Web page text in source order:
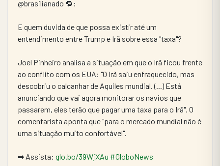
@brasilianado 🔁:
E quem duvida de que possa existir até um
entendimento entre Trump e Irã sobre essa "taxa"?
Joel Pinheiro analisa a situação em que o Irã ficou frente
ao conflito com os EUA: "O Irã saiu enfraquecido, mas
descobriu o calcanhar de Aquiles mundial. (...) Está
anunciando que vai agora monitorar os navios que
passarem, eles terão que pagar uma taxa para o Irã". O
comentarista aponta que "para o mercado mundial não é
uma situação muito confortável".
➡ Assista: glo.bo/39WjXAu #GloboNews